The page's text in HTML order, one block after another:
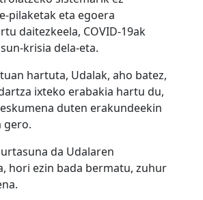
pilaketak eta egoera
daitezkeela, COVID-19ak
krisia dela-eta.
hartuta, Udalak, aho batez,
ixteko erabakia hartu du,
duten erakundeekin
gero.
da Udalaren
hori ezin bada bermatu, zuhur